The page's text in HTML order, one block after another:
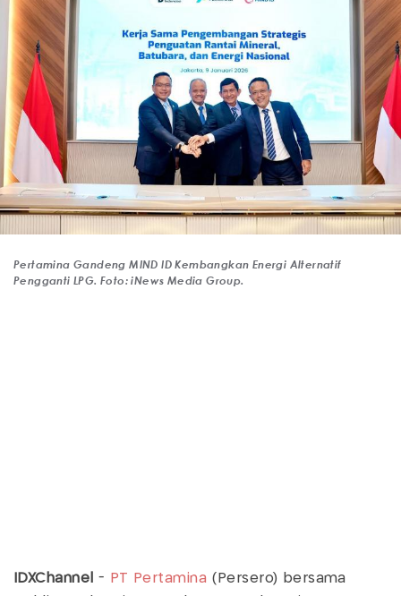
Pertamina Gandeng MIND ID Kembangkan Energi Alternatif
Pengganti LPG. Foto: iNews Media Group.
IDXChannel - PT Pertamina (Persero) bersama